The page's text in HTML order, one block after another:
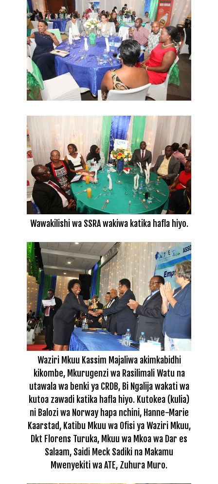
Wawakilishi wa SSRA wakiwa katika hafla hiyo.
Waziri Mkuu Kassim Majaliwa akimkabidhi
kikombe, Mkurugenzi wa Rasilimali Watu na
utawala wa benki ya CRDB, Bi Ngalija wakati wa
kutoa zawadi katika hafla hiyo. Kutokea (kulia)
ni Balozi wa Norway hapa nchini, Hanne-Marie
Kaarstad, Katibu Mkuu wa Ofisi ya Waziri Mkuu,
Dkt Florens Turuka, Mkuu wa Mkoa wa Dar es
Salaam, Saidi Meck Sadiki na Makamu
Mwenyekiti wa ATE, Zuhura Muro.